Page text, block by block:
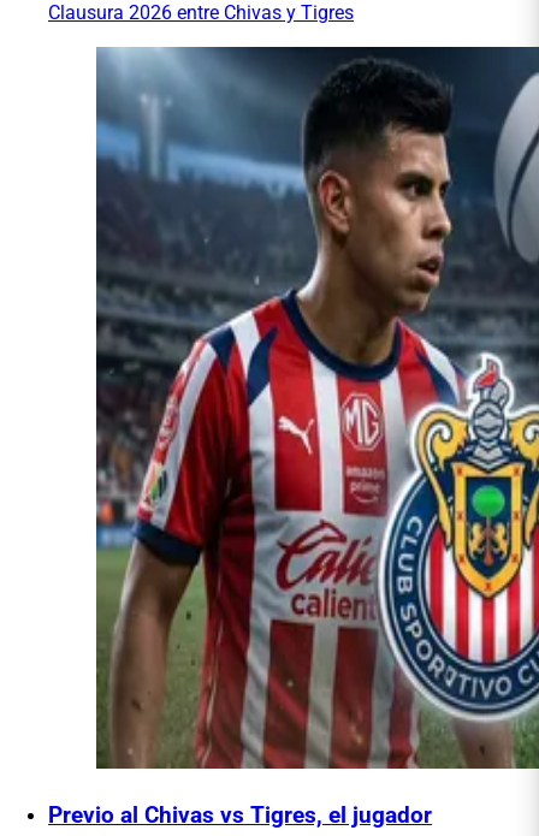
Clausura 2026 entre Chivas y Tigres
Previo al Chivas vs Tigres, el jugador